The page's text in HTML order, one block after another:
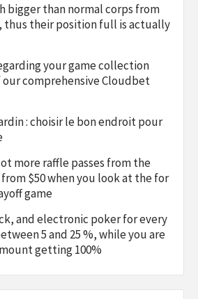
bigger than normal corps from
thus their position full is actually
your game collection
our comprehensive Cloudbet
: choisir le bon endroit pour
more raffle passes from the
$50 when you look at the for
game
and electronic poker for every
5 and 25 %, while you are
getting 100%